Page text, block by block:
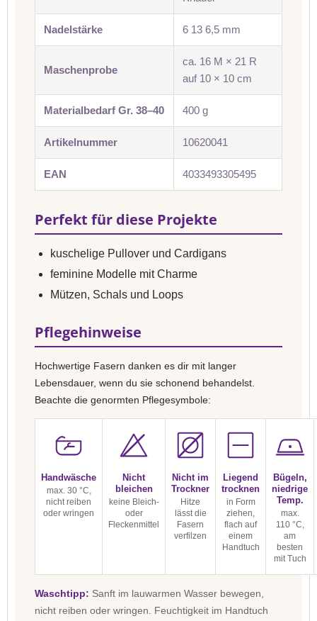
Nadelstärke 6 13 6,5 mm
Maschenprobe
ca. 16 M × 21 R
auf 10 × 10 cm
Materialbedarf Gr. 38–40 400 g
Artikelnummer 10620041
EAN 4033493305495
Perfekt für diese Projekte
kuschelige Pullover und Cardigans
feminine Modelle mit Charme
Mützen, Schals und Loops
Pflegehinweise
Hochwertige Fasern danken es dir mit langer
Lebensdauer, wenn du sie schonend behandelst.
Beachte die genormten Pflegesymbole:
Handwäsche
max. 30 °C,
nicht reiben
oder wringen
Nicht
bleichen
keine Bleich-
oder
Fleckenmittel
Nicht im
Trockner
Hitze
lässt die
Fasern
verfilzen
Liegend
trocknen
in Form
ziehen,
flach auf
einem
Handtuch
Bügeln,
niedrige
Temp.
max.
110 °C,
am
besten
mit Tuch
Waschtipp: Sanft im lauwarmen Wasser bewegen,
nicht reiben oder wringen. Feuchtigkeit im Handtuch